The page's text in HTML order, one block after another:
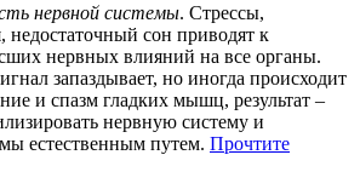
нервной системы. Стрессы,
недостаточный сон приводят к
нервных влияний на все органы.
запаздывает, но иногда происходит
и спазм гладких мышц, результат –
нервную систему и
естественным путем. Прочтите